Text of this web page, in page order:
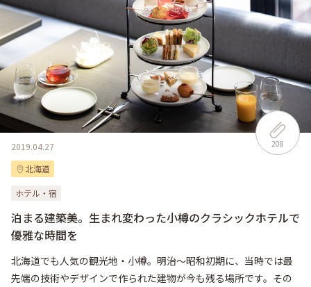
208
2019.04.27
北海道
ホテル・宿
泊まる建築美。生まれ変わった小樽のクラシックホテルで
優雅な時間を
北海道でも人気の観光地・小樽。明治〜昭和初期に、当時では最
先端の技術やデザインで作られた建物が今も残る場所です。その